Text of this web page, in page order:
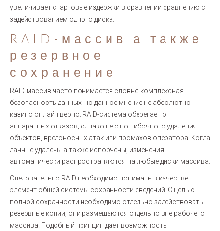
увеличивает стартовые издержки в сравнении сравнению с
задействованием одного диска.
RAID-массив а также
резервное
сохранение
RAID-массив часто понимается словно комплексная
безопасность данных, но данное мнение не абсолютно
казино онлайн верно. RAID-система оберегает от
аппаратных отказов, однако не от ошибочного удаления
объектов, вредоносных атак или промахов оператора. Когда
данные удалены а также испорчены, изменения
автоматически распространяются на любые диски массива.
Следовательно RAID необходимо понимать в качестве
элемент общей системы сохранности сведений. С целью
полной сохранности необходимо отдельно задействовать
резервные копии, они размещаются отдельно вне рабочего
массива. Подобный принцип дает возможность